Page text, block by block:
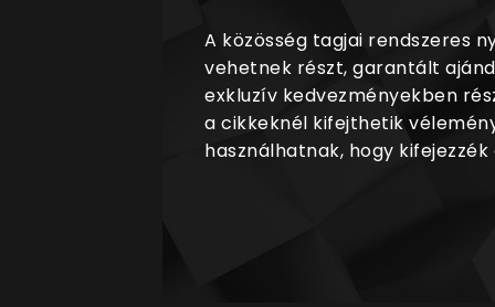
A közösség tagjai rendszeres
vehetnek részt, garantált
exkluzív kedvezményekben
a cikkeknél kifejthetik
használhatnak, hogy